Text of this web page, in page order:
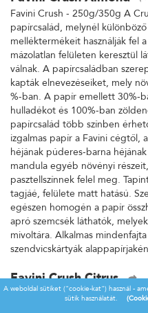
Favini Crush - 250g/350g A
papírcsalád, melynél
melléktermékeit használják fel
mázolatlan felületen keresztül
válnak. A papírcsaládban
kapták elnevezéseiket, mely
%-ban. A papír emellett 30%-
hulladékot és 100%-ban
papírcsalád több színben
izgalmas papír a Favini cégtől,
héjának púderes-barna
mandula egyéb növényi
pasztellszínnek felel meg.
tagjáé, felülete matt hatású.
egészen homogén a papír
apró szemcsék láthatók,
mivoltára. Alkalmas
szendvicskártyák
Favini Crush Citrus
Favini Crush - 250g/350g A
papírcsalád, melynél
A weboldal sütiket ("cookie-kat") használ -
sütik használatát.